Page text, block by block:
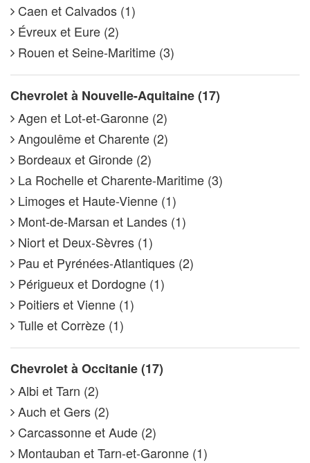
Caen et Calvados (1)
Évreux et Eure (2)
Rouen et Seine-Maritime (3)
Chevrolet à Nouvelle-Aquitaine (17)
Agen et Lot-et-Garonne (2)
Angoulême et Charente (2)
Bordeaux et Gironde (2)
La Rochelle et Charente-Maritime (3)
Limoges et Haute-Vienne (1)
Mont-de-Marsan et Landes (1)
Niort et Deux-Sèvres (1)
Pau et Pyrénées-Atlantiques (2)
Périgueux et Dordogne (1)
Poitiers et Vienne (1)
Tulle et Corrèze (1)
Chevrolet à Occitanie (17)
Albi et Tarn (2)
Auch et Gers (2)
Carcassonne et Aude (2)
Montauban et Tarn-et-Garonne (1)